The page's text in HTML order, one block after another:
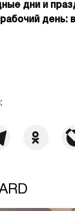
дни и
день: